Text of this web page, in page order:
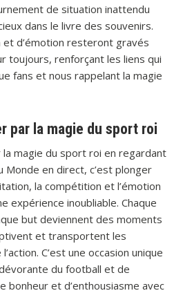
de situation inattendu
dans le livre des souvenirs.
et d’émotion resteront gravés
toujours, renforçant les liens qui
fans et nous rappelant la magie
par la magie du sport roi
magie du sport roi en regardant
Monde en direct, c’est plonger
la compétition et l’émotion
expérience inoubliable. Chaque
but deviennent des moments
et transportent les
C’est une occasion unique
du football et de
bonheur et d’enthousiasme avec